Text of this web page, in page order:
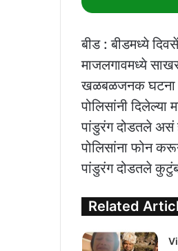
बीड : बीडमध्ये
माजलगावमध्ये
खळबळजनक घटना
पोलिसांनी
पांडुरंग दोडतले असं
पोलिसांना फोन
पांडुरंग दोडतले
Related